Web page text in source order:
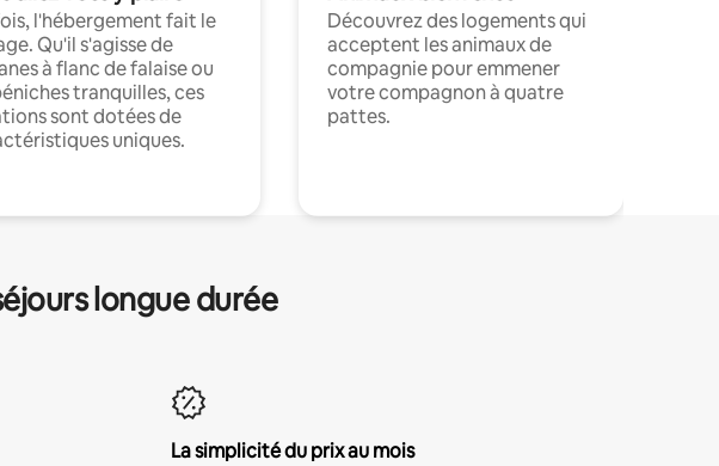
l'hébergement fait le
Qu'il s'agisse de
à flanc de falaise ou
tranquilles, ces
sont dotées de
uniques.
Découvrez des logements qui
acceptent les animaux de
compagnie pour emmener
votre compagnon à quatre
pattes.
longue durée
La simplicité du prix au mois